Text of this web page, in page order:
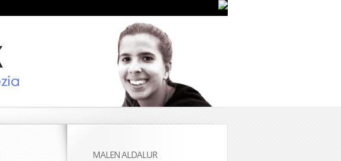
MALEN ALDALUR